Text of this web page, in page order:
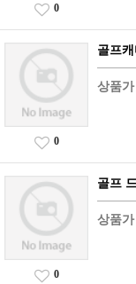
0
골프
상품
0
골프
상품
0